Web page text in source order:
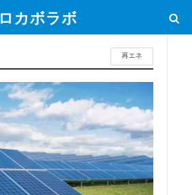
ロカボラボ
再エネ